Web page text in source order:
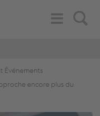
Search
Toggle
Navigation
Événements
encore plus du